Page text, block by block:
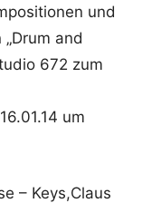
und
and
672 zum
um
– Keys,Claus